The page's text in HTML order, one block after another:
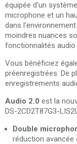
équipée d'un
microphone et un
dans
moindres nuances
fonctionnalités
Vous bénéficiez
préenregistrées. De
enregistrements
Audio 2.0 est la
DS-2CD2T87G3-
Double
réduction avancée